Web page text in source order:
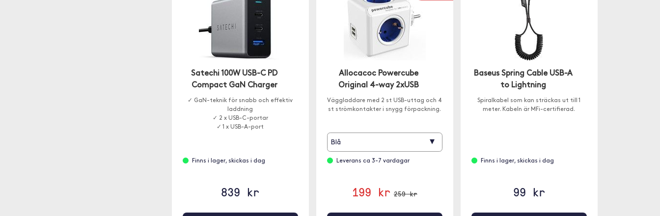
Satechi 100W USB-C PD
Compact GaN Charger
✓ GaN-teknik för snabb och effektiv
laddning
✓ 2 x USB-C-portar
✓ 1 x USB-A-port
Finns i lager, skickas i dag
839 kr
Allocacoc Powercube
Original 4-way 2xUSB
Väggladdare med 2 st USB-uttag och 4
st strömkontakter i snygg förpackning.
Blå ▾
Leverans ca 3-7 vardagar
199 kr 259 kr
Baseus Spring Cable USB-A
to Lightning
Spiralkabel som kan sträckas ut till 1
meter. Kabeln är MFi-certifierad.
Finns i lager, skickas i dag
99 kr